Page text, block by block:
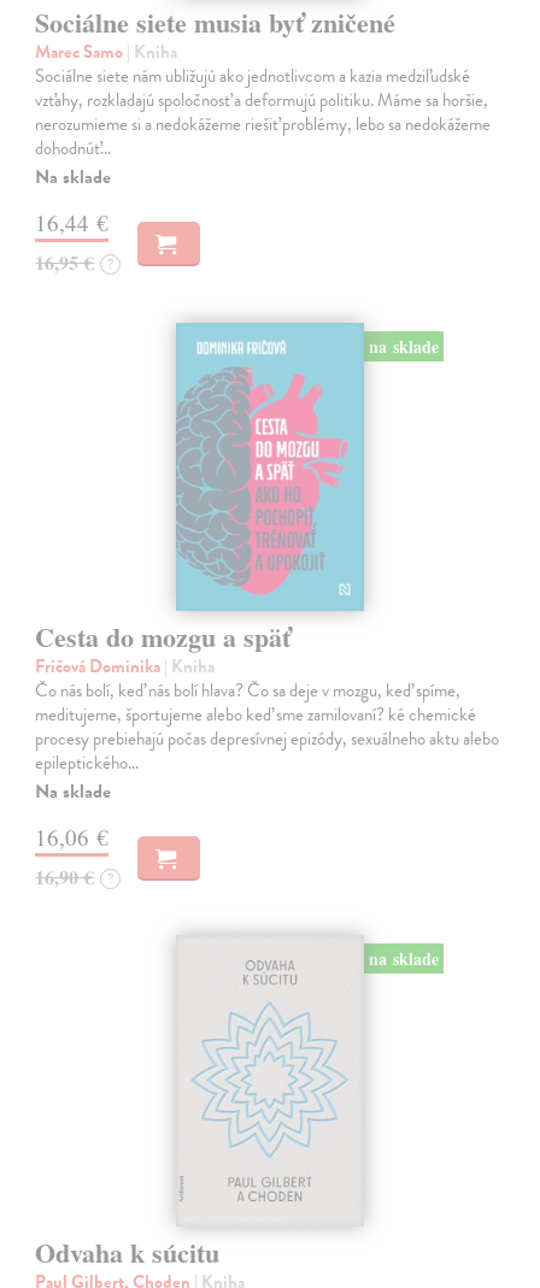
Sociálne siete musia byť zničené
Marec Samo| Kniha
Sociálne siete nám ubližujú ako jednotlivcom a kazia medziľudské
vzťahy, rozkladajú spoločnosť a deformujú politiku. Máme sa horšie,
nerozumieme si a nedokážeme riešiť problémy, lebo sa nedokážeme
dohodnúť…
Na sklade
16,44 €
16,95 € ?
na sklade
Cesta do mozgu a späť
Fričová Dominika| Kniha
Čo nás bolí, keď nás bolí hlava? Čo sa deje v mozgu, keď spíme,
meditujeme, športujeme alebo keď sme zamilovaní? ké chemické
procesy prebiehajú počas depresívnej epizódy, sexuálneho aktu alebo
epileptického…
Na sklade
16,06 €
16,90 € ?
na sklade
Odvaha k súcitu
Paul Gilbert, Choden | Kniha